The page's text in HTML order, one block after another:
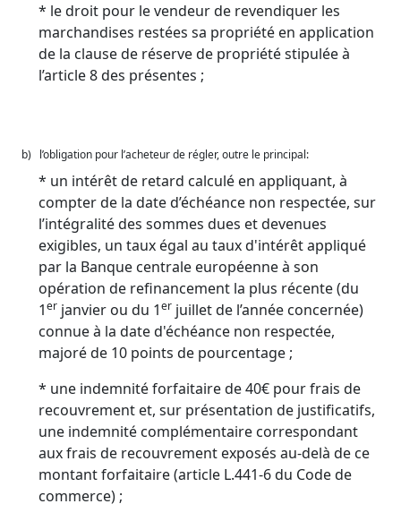
* le droit pour le vendeur de revendiquer les
marchandises restées sa propriété en application
de la clause de réserve de propriété stipulée à
l’article 8 des présentes ;
b) l’obligation pour l’acheteur de régler, outre le principal:
* un intérêt de retard calculé en appliquant, à
compter de la date d’échéance non respectée, sur
l’intégralité des sommes dues et devenues
exigibles, un taux égal au taux d'intérêt appliqué
par la Banque centrale européenne à son
opération de refinancement la plus récente (du
1erjanvier ou du 1erjuillet de l’année concernée)
connue à la date d'échéance non respectée,
majoré de 10 points de pourcentage ;
* une indemnité forfaitaire de 40€ pour frais de
recouvrement et, sur présentation de justificatifs,
une indemnité complémentaire correspondant
aux frais de recouvrement exposés au-delà de ce
montant forfaitaire (article L.441-6 du Code de
commerce) ;